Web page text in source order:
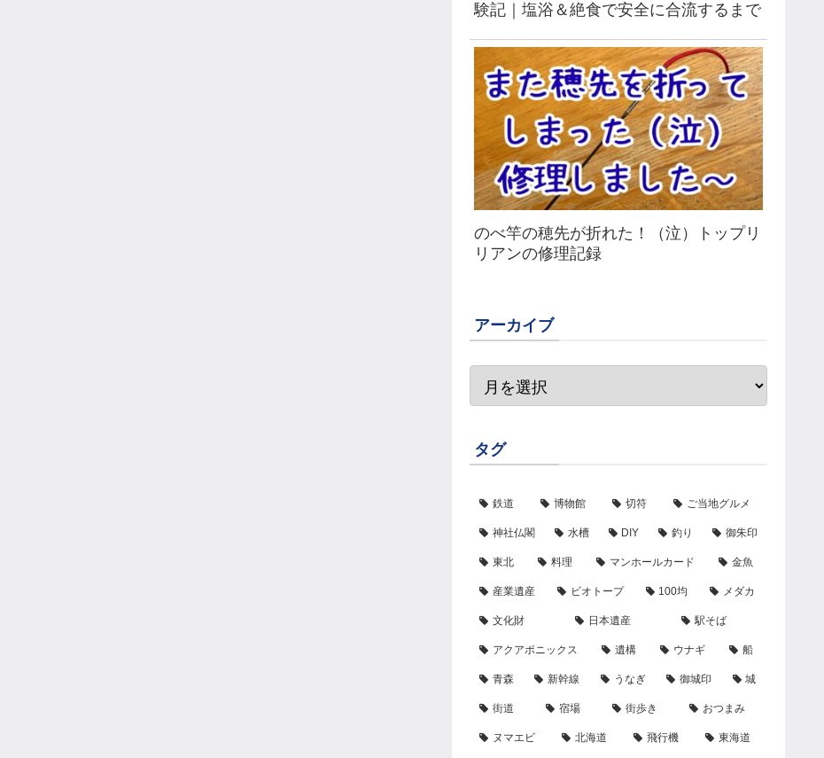
験記｜塩浴＆絶食で安全に合流するまで
のべ竿の穂先が折れた！（泣）トップリ
リアンの修理記録
アーカイブ
タグ
鉄道 博物館 切符 ご当地グルメ
神社仏閣 水槽 DIY 釣り 御朱印
東北 料理 マンホールカード 金魚
産業遺産 ビオトープ 100均 メダカ
文化財 日本遺産 駅そば
アクアポニックス 遺構 ウナギ 船
青森 新幹線 うなぎ 御城印 城
街道 宿場 街歩き おつまみ
ヌマエビ 北海道 飛行機 東海道